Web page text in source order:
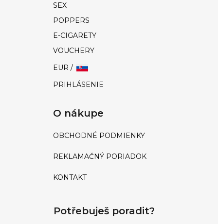
SEX
POPPERS
E-CIGARETY
VOUCHERY
EUR /
PRIHLÁSENIE
O nákupe
OBCHODNÉ PODMIENKY
REKLAMAČNÝ PORIADOK
KONTAKT
Potřebuješ poradit?